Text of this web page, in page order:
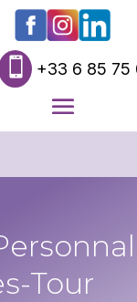
 +33 6 85 75
Tour